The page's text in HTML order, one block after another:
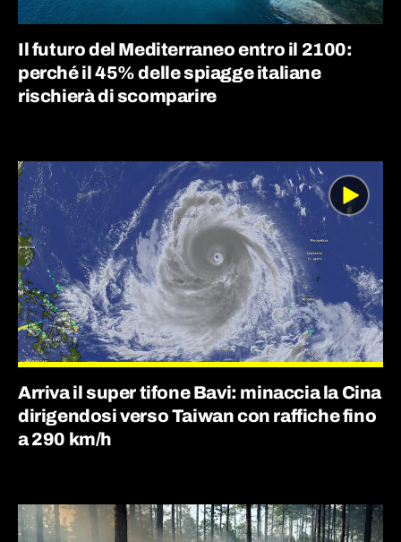
Il futuro del Mediterraneo entro il 2100:
perché il 45% delle spiagge italiane
rischierà di scomparire
Arriva il super tifone Bavi: minaccia la Cina
dirigendosi verso Taiwan con raffiche fino
a 290 km/h